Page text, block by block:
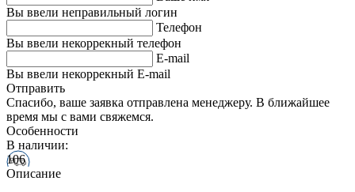
Вы ввели неправильный логин
Телефон
Вы ввели некоррекный телефон
E-mail
Вы ввели некоррекный E-mail
Отправить
Спасибо, ваше заявка отправлена менеджеру. В ближайшее
время мы с вами свяжемся.
Особенности
В наличии:
106
Описание